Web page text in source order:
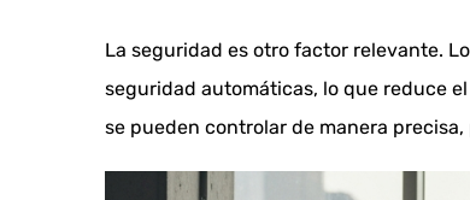
La seguridad es otro factor relevante.
seguridad automáticas, lo que reduce
se pueden controlar de manera